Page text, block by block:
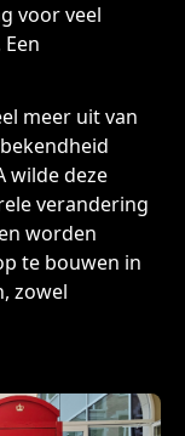
voor veel
meer uit van
wilde deze
verandering
worden
te bouwen in
zowel